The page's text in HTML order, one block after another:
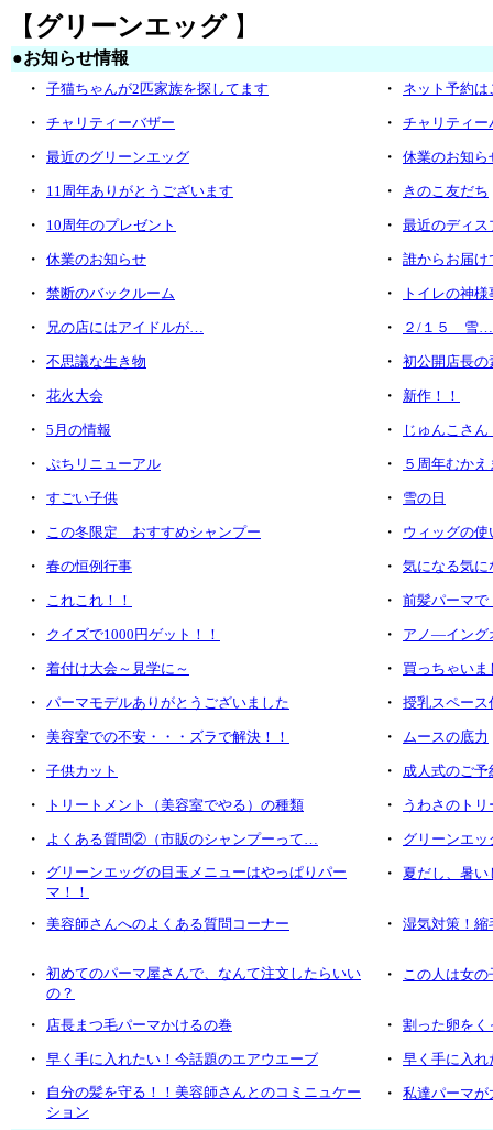
【 グリーンエッグ 】
●お知らせ情報
・
子猫ちゃんが2匹家族を探してます ・ ネット予約
・ チャリティーバザー ・ チャリティー
・ 最近のグリーンエッグ ・ 休業のお知ら
・ 11周年ありがとうございます ・ きのこ友だち
・ 10周年のプレゼント ・ 最近のディス
・ 休業のお知らせ ・ 誰からお届け
・ 禁断のバックルーム ・ トイレの神様
・ 兄の店にはアイドルが… ・ ２/１５ 雪…
・ 不思議な生き物 ・ 初公開店長の
・ 花火大会 ・ 新作！！
・ 5月の情報 ・ じゅんこさ
・ ぷちリニューアル ・ ５周年むかえ
・ すごい子供 ・ 雪の日
・ この冬限定 おすすめシャンプー ・ ウィッグの使
・ 春の恒例行事 ・ 気になる気
・ これこれ！！ ・ 前髪パーマ
・ クイズで1000円ゲット！！ ・ アノ―イング
・ 着付け大会～見学に～ ・ 買っちゃい
・ パーマモデルありがとうございました ・ 授乳スペース
・ 美容室での不安・・・ズラで解決！！ ・ ムースの底力
・ 子供カット ・ 成人式のご
・ トリートメント（美容室でやる）の種類 ・ うわさのト
・ よくある質問②（市販のシャンプーって… ・ グリーンエ
・
グリーンエッグの目玉メニューはやっぱりパー
マ！！
・ 夏だし、暑
・ 美容師さんへのよくある質問コーナー ・ 湿気対策！縮
・
初めてのパーマ屋さんで、なんて注文したらいい
の？
・ この人は女の
・ 店長まつ毛パーマかけるの巻 ・ 割った卵をく
・ 早く手に入れたい！今話題のエアウエーブ ・ 早く手に入れ
・
自分の髪を守る！！美容師さんとのコミニュケー
ション
・ 私達パーマが